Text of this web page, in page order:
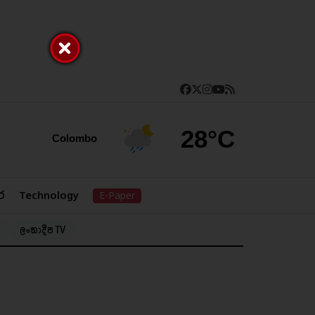
Colombo 28°C
Technology E-Paper
ලංකාදීප TV